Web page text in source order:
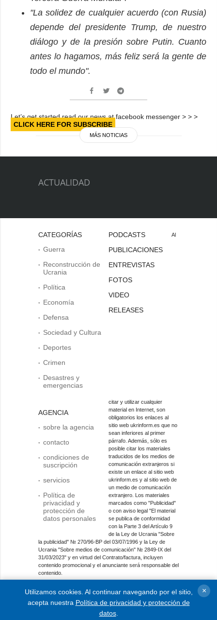
"La solidez de cualquier acuerdo (con Rusia)
depende del presidente Trump, de nuestro
diálogo y de la presión sobre Putin. Cuanto
antes lo hagamos, más feliz será la gente de
todo el mundo".
Let’s get started read our news at facebook messenger > > >
CLICK HERE FOR SUBSCRIBE
MÁS NOTICIAS
ACTUALIDAD
CATEGORÍAS
Guerra
Reconstrucción de
Ucrania
Política
Economía
Defensa
Sociedad y Cultura
Deportes
Crimen
Desastres y
emergencias
AGENCIA
sobre la agencia
contacto
condiciones de
suscripción
servicios
Política de
privacidad y
protección de
datos personales
PODCASTS
PUBLICACIONES
ENTREVISTAS
FOTOS
VIDEO
RELEASES
Al
citar y utilizar cualquier
material en Internet, son
obligatorios los enlaces al
sitio web ukrinform.es que no
sean inferiores al primer
párrafo. Además, sólo es
posible citar los materiales
traducidos de los medios de
comunicación extranjeros si
existe un enlace al sitio web
ukrinform.es y al sitio web de
un medio de comunicación
extranjero. Los materiales
marcados como "Publicidad"
o con aviso legal "El material
se publica de conformidad
con la Parte 3 del Artículo 9
de la Ley de Ucrania "Sobre
la publicidad" № 270/96-ВР del 03/07/1996 y la Ley de
Ucrania "Sobre medios de comunicación" № 2849-IX del
31/03/2023" y en virtud del Contrato/factura, incluyen
contenido promocional y el anunciante será responsable del
contenido.
Entidad de medios en línea; identificador de medios: R40-
01421.
© 2015-2026 Ukrinform. Todos los derechos reservados.
Utilizamos cookies. Al continuar navegando por el sitio,
acepta nuestra Política de privacidad y protección de
datos.
×